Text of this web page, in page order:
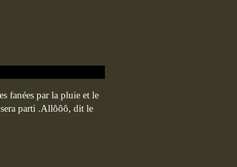
fanées par la pluie et le
parti .Allôôô, dit le